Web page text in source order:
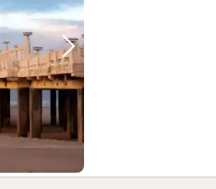
Neste bilde